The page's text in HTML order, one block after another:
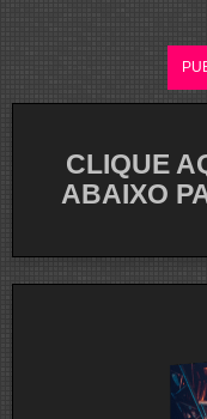
CLIQUE
ABAIXO